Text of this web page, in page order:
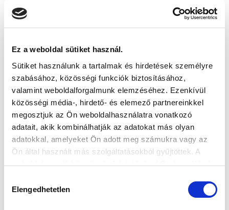
Ez a weboldal sütiket használ.
Sütiket használunk a tartalmak és hirdetések személyre
szabásához, közösségi funkciók biztosításához,
valamint weboldalforgalmunk elemzéséhez. Ezenkívül
közösségi média-, hirdető- és elemező partnereinkkel
megosztjuk az Ön weboldalhasználatra vonatkozó
adatait, akik kombinálhatják az adatokat más olyan
adatokkal, amelyeket Ön adott meg számukra vagy az
Ön által használt más szolgáltatásokból gyűjtöttek. A
weboldalon való böngészés folytatásával Ön hozzájárul a
kiválasztása
Elengedhetetlen
2016-06-07 07:00:00
Három új szakember került Teodoru Vaszilisz stábjába.
dolgozik felnőt...